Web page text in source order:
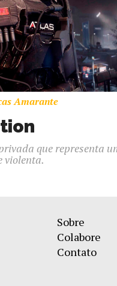
Amarante
que representa
violenta.
Sobre
Colabore
Contato